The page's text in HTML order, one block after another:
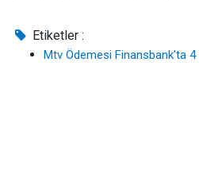
Etiketler :
Mtv Ödemesi Finansbank'ta 4